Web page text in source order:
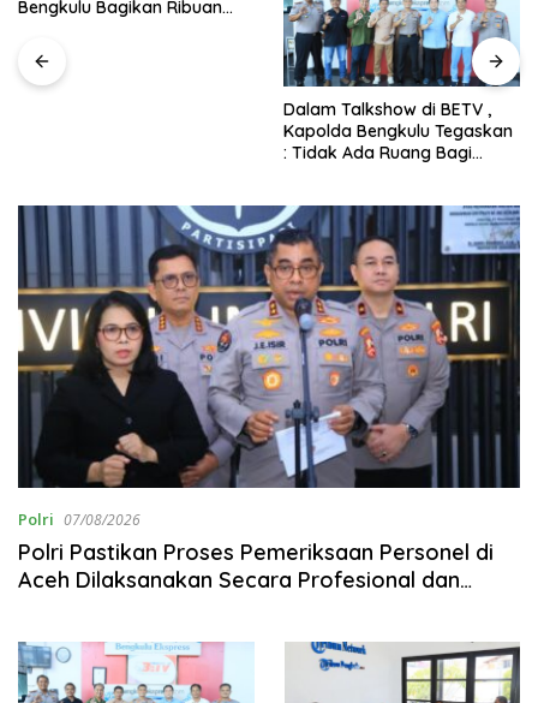
Bengkulu Bagikan Ribuan
Puluhan Panti Asuhan
Dalam Talkshow di BETV ,
Kapolda Bengkulu Tegaskan
: Tidak Ada Ruang Bagi
Polri 07/08/2026
Polri Pastikan Proses Pemeriksaan Personel di
Aceh Dilaksanakan Secara Profesional dan